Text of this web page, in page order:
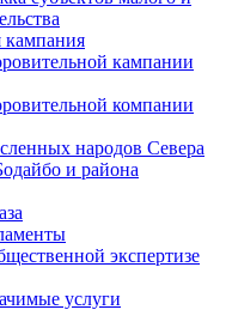
кампания
кампании
компании
народов Севера
и района
экспертизе
услуги